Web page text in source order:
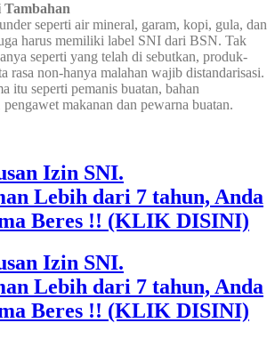
Tambahan
seperti air mineral, garam, kopi, gula, dan
harus memiliki label SNI dari BSN. Tak
seperti yang telah di sebutkan, produk-
rasa non-hanya malahan wajib distandarisasi.
itu seperti pemanis buatan, bahan
makanan dan pewarna buatan.
Izin SNI.
Lebih dari 7 tahun, Anda
Beres !! (KLIK DISINI)
Izin SNI.
Lebih dari 7 tahun, Anda
Beres !! (KLIK DISINI)